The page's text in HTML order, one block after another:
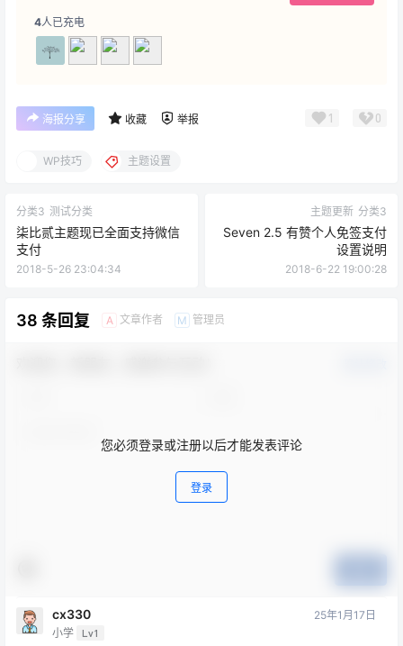
4人已充电
海报分享 收藏 举报 1 0
WP技巧 主题设置
分类3 测试分类
柒比贰主题现已全面支持微信
支付
2018-5-26 23:04:34
主题更新 分类3
Seven 2.5 有赞个人免签支付
设置说明
2018-6-22 19:00:28
38 条回复 A 文章作者 M 管理员
您必须登录或注册以后才能发表评论
登录
cx330
小学 Lv1
25年1月17日